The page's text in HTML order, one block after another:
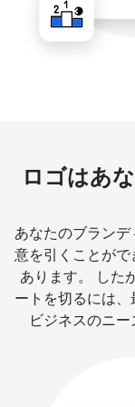
ロゴはあ
あなたのブラン
意を引くことが
あります。 した
ートを切るには、
ビジネスのニー